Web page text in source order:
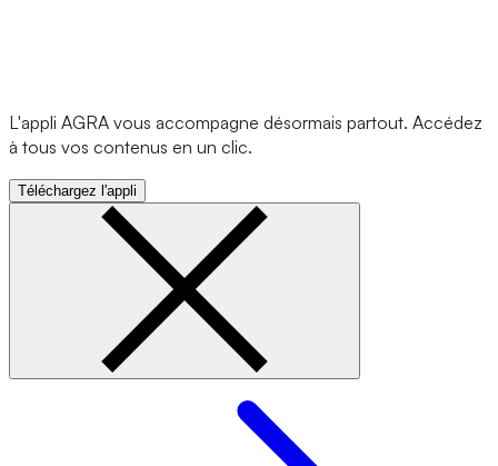
L'appli AGRA vous accompagne désormais partout. Accédez
à tous vos contenus en un clic.
Téléchargez l'appli